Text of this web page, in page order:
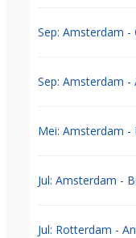
Sep: Amsterdam -
Sep: Amsterdam -
Mei: Amsterdam -
Jul: Amsterdam -
Jul: Rotterdam -